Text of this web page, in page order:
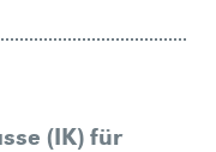
(IK) für